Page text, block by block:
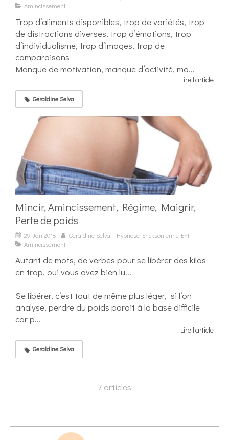
Amincissement
Trop d’aliments disponibles, trop de variétés, trop
de distractions diverses, trop d’émotions, trop
d’individualisme, trop d’images, trop de
comparaisons
Manque de motivation, manque d’activité, ma...
Lire l'article
Geraldine Selva
Mincir, Amincissement, Régime, Maigrir,
Perte de poids
29 Jan 2018
Géraldine Selva - Hypnose Ericksonienne-EFT
Amincissement
Autant de mots, de verbes pour se libérer des kilos
en trop, oui vous avez bien lu...
Se libérer, c’est tout de même plus léger, si l’on
analyse, perdre du poids parait à la base difficile
car p...
Lire l'article
Geraldine Selva
7 articles